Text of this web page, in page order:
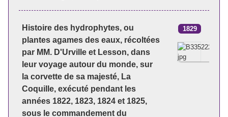
Histoire des hydrophytes, ou
plantes agames des eaux, récoltées
par MM. D'Urville et Lesson, dans
leur voyage autour du monde, sur
la corvette de sa majesté, La
Coquille, exécuté pendant les
années 1822, 1823, 1824 et 1825,
sous le commandement du
1829